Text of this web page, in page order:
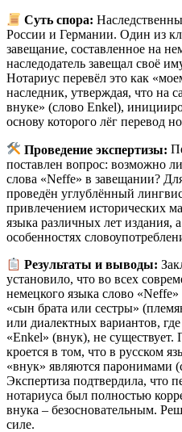
Суть спора:
России и Германии. Один из
завещание, составленное на
наследодатель завещал своё
Нотариус перевёл это как
наследник, утверждая, что на
внуке» (слово Enkel),
основу которого лёг перевод
Проведение экспертизы:
поставлен вопрос: возможно
слова «Neffe» в завещании?
проведён углублённый
привлечением исторических
языка различных лет издания,
особенностях
Результаты и выводы:
установило, что во всех
немецкого языка слово
«сын брата или сестры»
или диалектных вариантов,
«Enkel» (внук), не
кроется в том, что в русском
«внук» являются паронимами
Экспертиза подтвердила, что
нотариуса был полностью
внука – безосновательным.
силе.